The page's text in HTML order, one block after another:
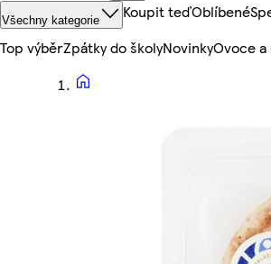
Všechny kategorie Koupit teďOblíbené
Top výběrZpátky do školyNovinkyOvoce a